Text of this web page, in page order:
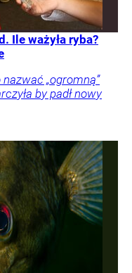
Ile ważyła ryba?
„ogromną”
by padł nowy